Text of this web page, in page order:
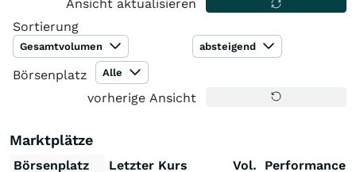
Ansicht aktualisieren
Sortierung
Gesamtvolumen absteigend
Börsenplatz Alle
vorherige Ansicht
Marktplätze
Börsenplatz Letzter Kurs Vol. Performance